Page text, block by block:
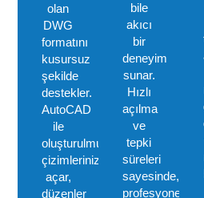
olan
DWG
formatını
kusursuz
şekilde
destekler.
AutoCAD
ile
oluşturulmuş
çizimlerinizi
açar,
düzenler
bile
akıcı
bir
deneyim
sunar.
Hızlı
açılma
ve
tepki
süreleri
sayesinde,
profesyonel